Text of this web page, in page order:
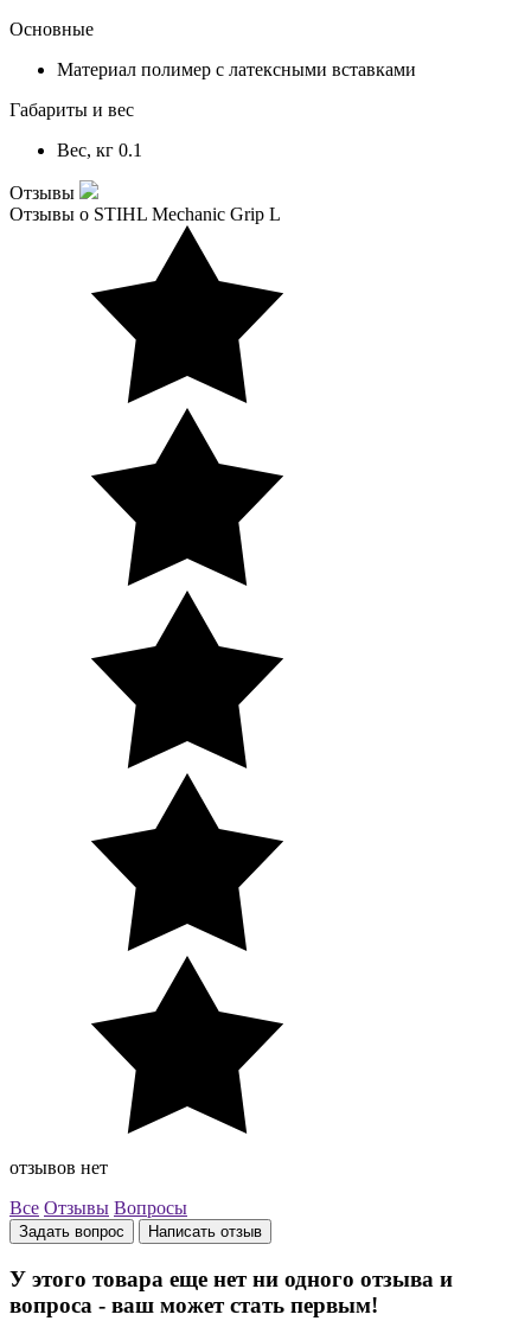
Основные
Материал полимер с латексными вставками
Габариты и вес
Вес, кг 0.1
Отзывы
Отзывы о STIHL Mechanic Grip L
отзывов нет
Все Отзывы Вопросы
Задать вопрос Написать отзыв
У этого товара еще нет ни одного отзыва и
вопроса - ваш может стать первым!